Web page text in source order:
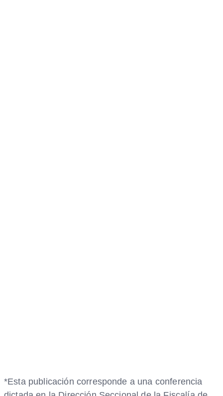
*Esta publicación corresponde a una conferencia